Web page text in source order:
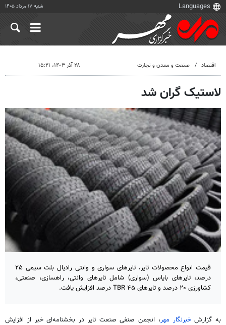
شنبه ۱۷ مرداد ۱۴۰۵
اقتصاد صنعت و معدن و تجارت ۲۸ آذر ۱۴۰۳، ۱۵:۲۱
لاستیک گران شد
قیمت انواع محصولات تایر، تایرهای سواری و وانتی رادیال بلت سیمی ۲۵
درصد، تایرهای بایاس (سواری) شامل تایرهای وانتی، راهسازی، صنعتی،
کشاورزی ۲۰ درصد و تایرهای TBR ۴۵ درصد افزایش یافت.
به گزارشخبرنگار مهر، انجمن صنفی صنعت تایر در بخشنامه‌ای خبر از افزایش